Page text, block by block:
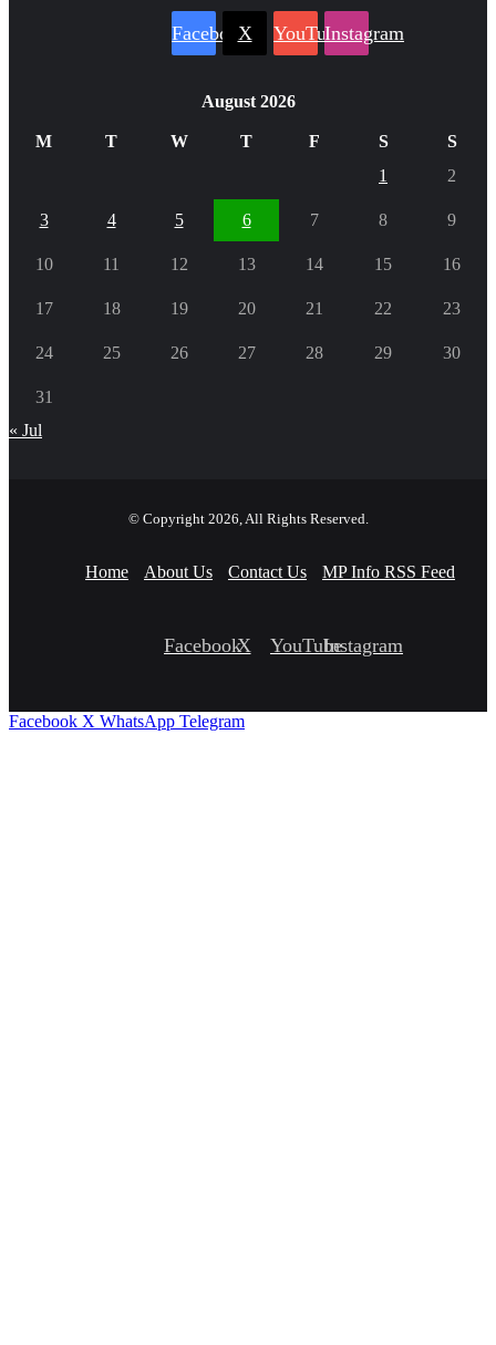
Facebook
X YouTubeInstagram
August 2026
M T W T F S
S
1
2
3 4 5 6 7 8 9
10 11 12 13 14 15 16
17 18 19 20 21 22 23
24 25 26 27 28 29 30
31
« Jul
© Copyright 2026, All Rights Reserved.
Home About Us Contact Us MP Info RSS Feed
FacebookX YouTubeInstagram
Facebook X WhatsApp Telegram